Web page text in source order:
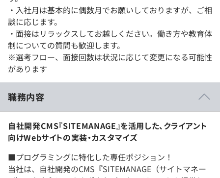
・入社月は基本的に偶数月でお願いしておりますが、ご相
談に応じます。
・面接はリラックスしてお越しください。働き方や教育体
制についての質問も歓迎します。
※選考フロー、面接回数は状況に応じて変更になる可能性
があります
職務内容
自社開発CMS『SITEMANAGE』を活用した、クライアント
向けWebサイトの実装・カスタマイズ
■プログラミングに特化した専任ポジション！
当社は、自社開発のCMS『SITEMANAGE（サイトマネー